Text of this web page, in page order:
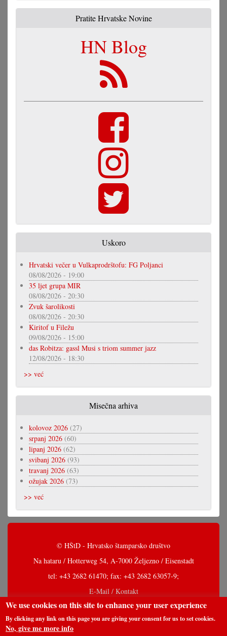
Pratite Hrvatske Novine
HN Blog
Uskoro
Hrvatski večer u Vulkaprodrštofu: FG Poljanci
08/08/2026 - 19:00
35 ljet grupa MIR
08/08/2026 - 20:30
Zvuk šarolikosti
08/08/2026 - 20:30
Kiritof u Filežu
09/08/2026 - 15:00
das Robitza: gassl Musi s triom summer jazz
12/08/2026 - 18:30
>> već
Misečna arhiva
kolovoz 2026 (27)
srpanj 2026 (60)
lipanj 2026 (62)
svibanj 2026 (93)
travanj 2026 (63)
ožujak 2026 (73)
>> već
© HŠtD - Hrvatsko štamparsko društvo
Na hataru / Hotterweg 54, A-7000 Željezno / Eisenstadt
tel: +43 2682 61470; fax: +43 2682 63057-9;
E-Mail / Kontakt
We use cookies on this site to enhance your user experience
By clicking any link on this page you are giving your consent for us to set cookies.
No, give me more info